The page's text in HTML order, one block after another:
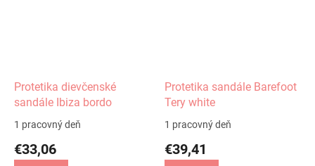
Protetika dievčenské
sandále Ibiza bordo
1 pracovný deň
€33,06
Protetika sandále Barefoot
Tery white
1 pracovný deň
€39,41